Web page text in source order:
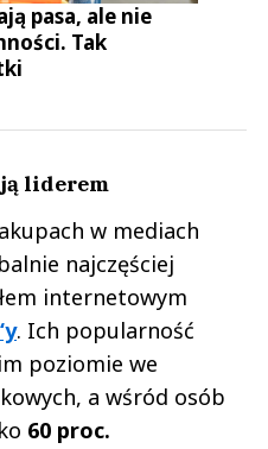
pasa, ale nie
Tak
liderem
w mediach
najczęściej
internetowym
. Ich popularność
poziomie we
a wśród osób
60 proc.